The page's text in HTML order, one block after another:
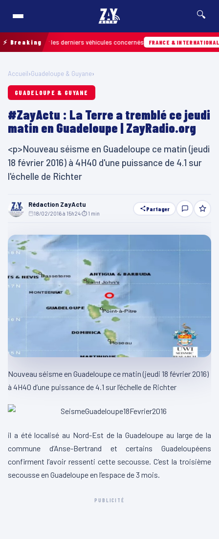
🔍
⚡ Breakingles derniers véhicules concernés FRANCE & INTERNATIONALE
Accueil›Guadeloupe & Guyane›
GUADELOUPE & GUYANE
#ZayActu : La Terre a tremblé ce jeudi
matin en Guadeloupe | ZayRadio.org
<p>Nouveau séisme en Guadeloupe ce matin (jeudi
18 février 2016) à 4H40 d'une puissance de 4.1 sur
l'échelle de Richter
Rédaction ZayActu
18/02/2016 à 15h24⏱ 1 min
Partager
Nouveau séisme en Guadeloupe ce matin (jeudi 18 février 2016)
à 4H40 d’une puissance de 4.1 sur l’échelle de Richter
il a été localisé au Nord-Est de la Guadeloupe au large de la
commune d’Anse-Bertrand et certains Guadeloupéens
confirment l’avoir ressenti cette secousse. C’est la troisième
secousse en Guadeloupe en l’espace de 3 mois.
PUBLICITÉ